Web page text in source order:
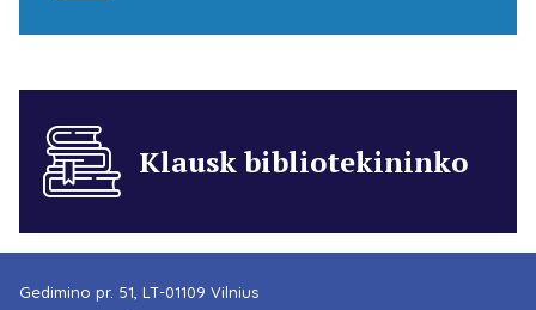
Klausk bibliotekininko
Gedimino pr. 51, LT-01109 Vilnius